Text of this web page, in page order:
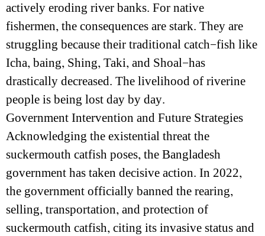
actively eroding river banks. For native
fishermen, the consequences are stark. They are
struggling because their traditional catch—fish like
Icha, baing, Shing, Taki, and Shoal—has
drastically decreased. The livelihood of riverine
people is being lost day by day.
Government Intervention and Future Strategies
Acknowledging the existential threat the
suckermouth catfish poses, the Bangladesh
government has taken decisive action. In 2022,
the government officially banned the rearing,
selling, transportation, and protection of
suckermouth catfish, citing its invasive status and